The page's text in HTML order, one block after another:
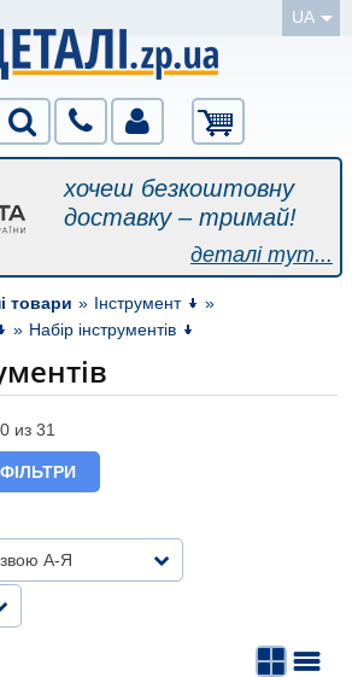
UA
хочеш безкоштовну
доставку – тримай!
деталі тут...
товари » Інструмент
»
» Набір інструментів
из 31
ФІЛЬТРИ
А-Я